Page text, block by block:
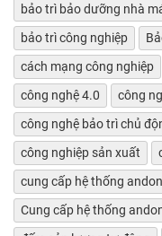
bảo trì bảo dưỡng nhà
bảo trì công nghiệp
cách mạng công nghiệp
công nghệ 4.0
công
công nghệ bảo trì chủ
công nghiệp sản xuất
cung cấp hệ thống andon
Cung cấp hệ thống